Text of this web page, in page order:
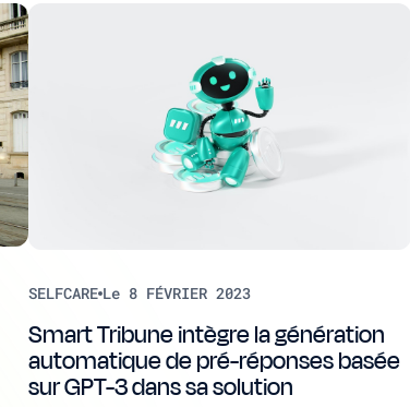
SELFCARE Le 8 FÉVRIER 2023
Smart Tribune intègre la génération
automatique de pré-réponses basée
sur GPT-3 dans sa solution